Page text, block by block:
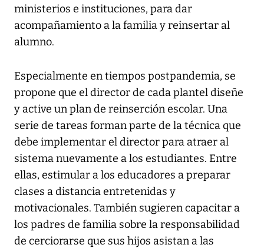
ministerios e instituciones, para dar
acompañamiento a la familia y reinsertar al
alumno.
Especialmente en tiempos postpandemia, se
propone que el director de cada plantel diseñe
y active un plan de reinserción escolar. Una
serie de tareas forman parte de la técnica que
debe implementar el director para atraer al
sistema nuevamente a los estudiantes. Entre
ellas, estimular a los educadores a preparar
clases a distancia entretenidas y
motivacionales. También sugieren capacitar a
los padres de familia sobre la responsabilidad
de cerciorarse que sus hijos asistan a las